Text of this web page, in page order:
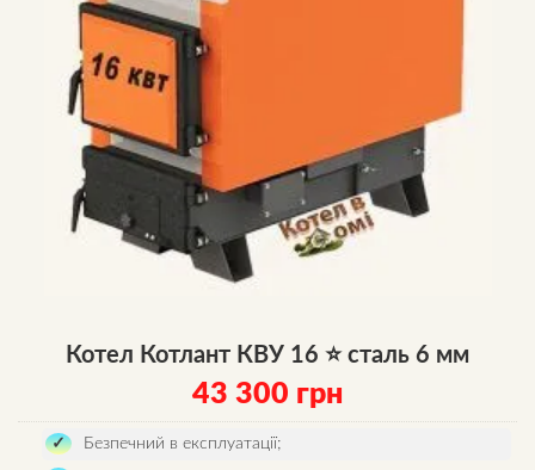
Котел Котлант КВУ 16 ⭐ сталь 6 мм
43 300 грн
Безпечний в експлуатації;